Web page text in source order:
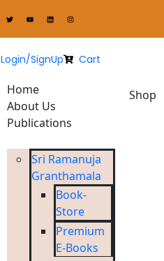
Login/SignUp Cart
Home
About Us
Publications
Sri Ramanuja
Granthamala
Book-
Store
Premium
E-Books
Shop